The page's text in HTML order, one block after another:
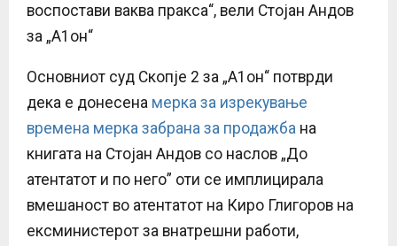
воспостави ваква пракса“, вели Стојан Андов
за „А1он“
Oсновниот суд Скопје 2 за „А1он“ потврди
дека е донесена мерка за изрекување
времена мерка забрана за продажба на
книгата на Стојан Андов со наслов „До
атентатот и по него” оти се имплицирала
вмешаност во атентатот на Киро Глигоров на
ексминистерот за внатрешни работи,